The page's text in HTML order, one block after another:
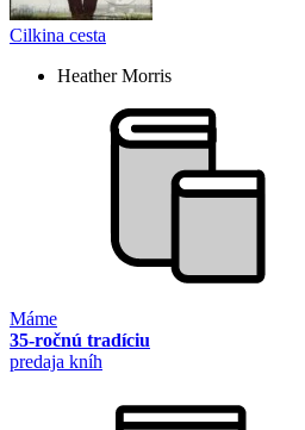
Cilkina cesta
Heather Morris
Máme
35-ročnú tradíciu
predaja kníh